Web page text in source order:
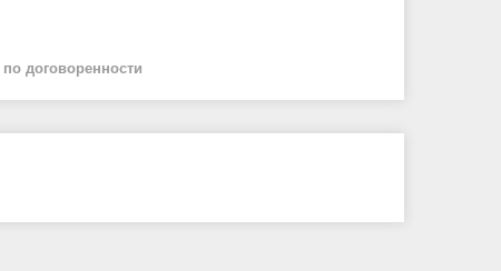
по договоренности